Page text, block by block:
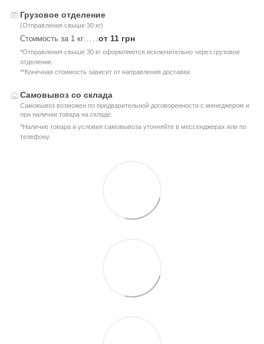
Грузовое отделение
(Отправления свыше 30 кг)
Стоимость за 1 кг от 11 грн
*Отправления свыше 30 кг оформляются исключительно через грузовое
отделение.
**Конечная стоимость зависит от направления доставки.
Самовывоз со склада
Самовывоз возможен по предварительной договоренности с менеджером и
при наличии товара на складе.
*Наличие товара и условия самовывоза уточняйте в мессенджерах или по
телефону.